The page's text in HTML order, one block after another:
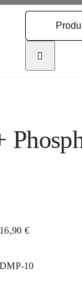
€
DMP-10